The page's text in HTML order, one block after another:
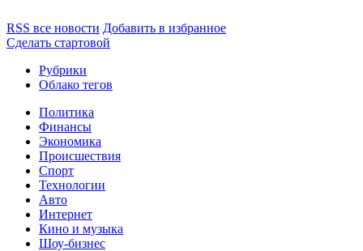
RSS все новости Добавить в избранное
Сделать стартовой
Рубрики
Облако тегов
Политика
Финансы
Экономика
Происшествия
Спорт
Технологии
Авто
Интернет
Кино и музыка
Шоу-бизнес